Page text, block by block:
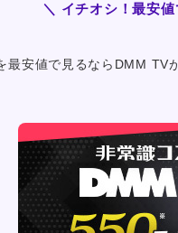
＼ イチオシ！最安
最安値で見るならDMM TV